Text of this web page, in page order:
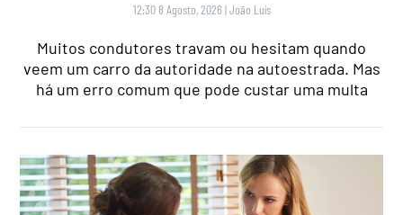
12:30 8 Agosto, 2026 |João Luís
Muitos condutores travam ou hesitam quando
veem um carro da autoridade na autoestrada. Mas
há um erro comum que pode custar uma multa